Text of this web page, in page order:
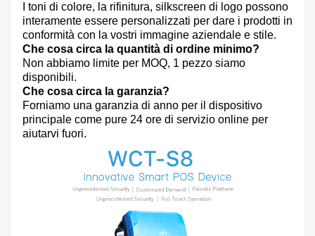
I toni di colore, la rifinitura, silkscreen di logo possono
interamente essere personalizzati per dare i prodotti in
conformità con la vostri immagine aziendale e stile.
Che cosa circa la quantità di ordine minimo?
Non abbiamo limite per MOQ, 1 pezzo siamo
disponibili.
Che cosa circa la garanzia?
Forniamo una garanzia di anno per il dispositivo
principale come pure 24 ore di servizio online per
aiutarvi fuori.